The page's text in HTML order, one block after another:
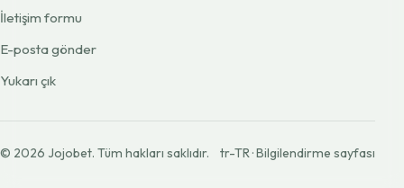
İletişim formu
E-posta gönder
Yukarı çık
© 2026 Jojobet. Tüm hakları saklıdır. tr-TR · Bilgilendirme sayfası